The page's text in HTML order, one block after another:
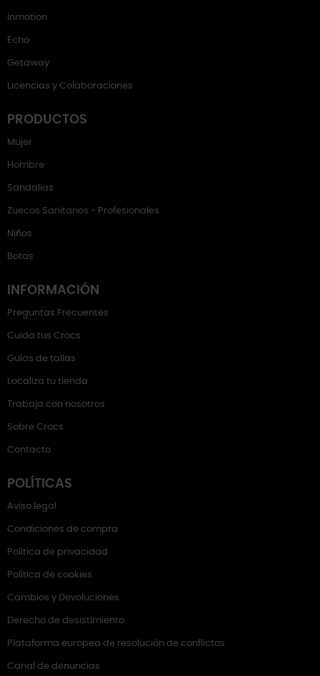
Inmotion
Echo
Getaway
Licencias y Colaboraciones
PRODUCTOS
Mujer
Hombre
Sandalias
Zuecos Sanitarios - Profesionales
Niños
Botas
INFORMACIÓN
Preguntas Frecuentes
Cuida tus Crocs
Guías de tallas
Localiza tu tienda
Trabaja con nosotros
Sobre Crocs
Contacto
POLÍTICAS
Aviso legal
Condiciones de compra
Política de privacidad
Política de cookies
Cambios y Devoluciones
Derecho de desistimiento
Plataforma europea de resolución de conflictos
Canal de denuncias